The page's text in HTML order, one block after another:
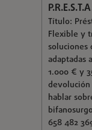
Título:
Flexible y
soluciones
adaptadas
1.000 € y
devolución
hablar
658 482